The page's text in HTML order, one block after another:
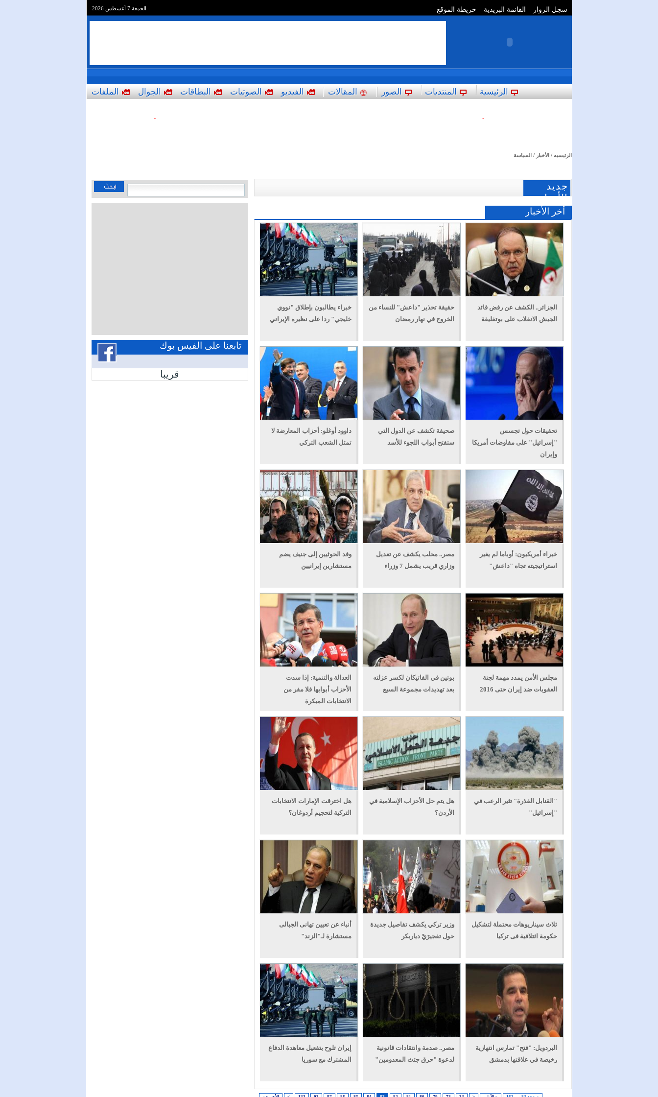
الجمعة 7 أغسطس 2026 سجل الزوار القائمة البريدية خريطة الموقع
الرئيسية المنتديات الصور المقالات الفيديو الصوتيات البطاقات الجوال الملفات
-
-
الرئيسيه / الأخبار / السياسة
جديد
الأخبار
أخر الأخبار
الجزائر.. الكشف عن رفض قائد
الجيش الانقلاب على بوتفليقة
حقيقة تحذير "داعش" للنساء من
الخروج في نهار رمضان
خبراء يطالبون بإطلاق "نووي
خليجي" ردا على نظيره الإيراني
تحقيقات حول تجسس
"إسرائيل" على مفاوضات أمريكا
وإيران
صحيفة تكشف عن الدول التي
ستفتح أبواب اللجوء للأسد
داوود أوغلو: أحزاب المعارضة لا
تمثل الشعب التركي
خبراء أمريكيون: أوباما لم يغير
استراتيجيته تجاه "داعش"
مصر.. محلب يكشف عن تعديل
وزاري قريب يشمل 7 وزراء
وفد الحوثيين إلى جنيف يضم
مستشارين إيرانيين
مجلس الأمن يمدد مهمة لجنة
العقوبات ضد إيران حتى 2016
بوتين في الفاتيكان لكسر عزلته
بعد تهديدات مجموعة السبع
العدالة والتنمية: إذا سدت
الأحزاب أبوابها فلا مفر من
الانتخابات المبكرة
"القنابل القذرة" تثير الرعب في
"إسرائيل"
هل يتم حل الأحزاب الإسلامية في
الأردن؟
هل اخترقت الإمارات الانتخابات
التركية لتحجيم أردوغان؟
ثلاث سيناريوهات محتملة لتشكيل
حكومة ائتلافية فى تركيا
وزير تركي يكشف تفاصيل جديدة
حول تفجيرَيْ دياربكر
أنباء عن تعيين تهانى الجبالى
مستشارة لـ"الزند"
البردويل: "فتح" تمارس انتهازية
رخيصة في علاقتها بدمشق
مصر.. صدمة وانتقادات قانونية
لدعوة "حرق جثث المعدومين"
إيران تلوح بتفعيل معاهدة الدفاع
المشترك مع سوريا
تابعنا على الفيس بوك
قريبا